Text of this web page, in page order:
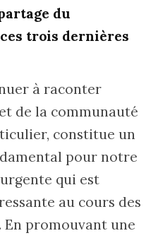
du
trois dernières
à raconter
de la communauté
constitue un
pour notre
qui est
au cours des
promouvant une